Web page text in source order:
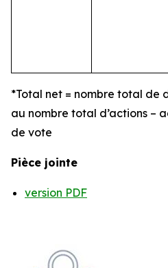
*Total net = nombre total de
au nombre total d’actions –
de vote
Pièce jointe
version PDF